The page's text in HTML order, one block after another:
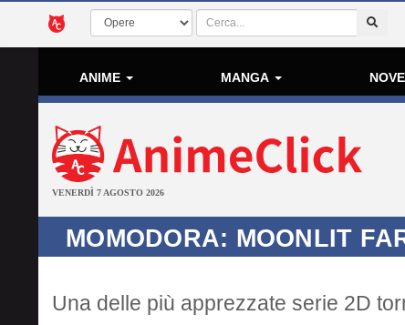
ANIME MANGA
VENERDÌ 7 AGOSTO 2026
MOMODORA: MOONLIT
Una delle più apprezzate serie 2D